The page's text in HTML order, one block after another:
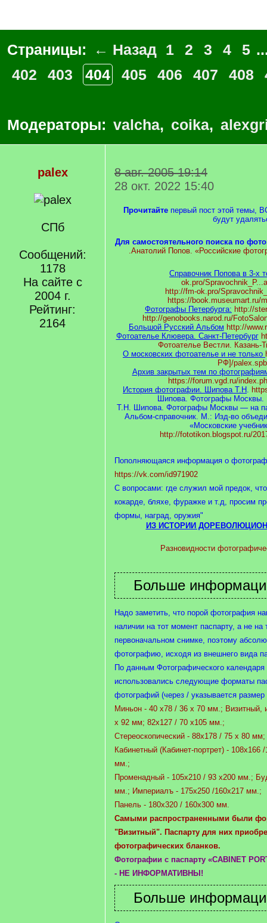
Страницы: ← Назад 1 2 3 4 5
402
403 404 405 406 407 408
Модераторы: valcha, coika,
palex
СПб
Сообщений:
1178
На сайте с
2004 г.
Рейтинг:
2164
8 авг. 2005 19:14
28 окт. 2022 15:40
Прочитайте первый пост этой темы,
будут
Для самостоятельного поиска по
.Анатолий Попов. «Российские
Справочник Попова в 3-х
ok.pro/
http://fm-ok.pro/
https://book.museumart.ru/
Фотографы Петербурга: http://
http://genobooks.narod.ru/
Большой Русский Альбом http://
Фотоателье Клювера. Санкт-Петербург
Фотоателье Вестли. Казань-
О московских фотоателье и не только
РФ]/
Архив закрытых тем по
https://forum.vgd.ru/
История фотографии. Шипова Т.Н.
Шипова. Фотографы Москвы.
Т.Н. Шипова. Фотографы Москвы — на
Альбом-справочник. М.: Изд-во
«Московские
http://fototikon.blogspot.ru/
Пополняющаяся информация о
https://vk.com/id971902
С вопросами: где служил мой предок, что
кокарде, бляхе, фуражке и т.д, просим
формы, наград, оружия"
ИЗ ИСТОРИИ
Разновидности
Надо заметить, что порой фотография
наличии на тот момент паспарту, а не на
первоначальном снимке, поэтому
фотографию, исходя из внешнего вида
По данным Фотографического календаря
использовались следующие форматы
фотографий (через / указывается
Миньон - 40 х78 / 36 х 70 мм.; Визитный,
х 92 мм; 82х127 / 70 х105 мм.;
Стереоскопический - 88х178 / 75 х 80
Кабинетный (Кабинет-портрет) -
мм.;
Променадный - 105х210 / 93 х200 мм.;
мм.; Империалъ - 175х250 /160х217 мм.;
Панель - 180х320 / 160х300 мм.
Самыми распространенными были
"Визитный". Паспарту для них
фотографических бланков.
Фотографии с паспарту «CABINET
- НЕ ИНФОРМАТИВНЫ!